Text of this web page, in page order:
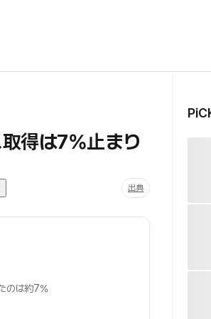
得は7%止まり
出典
のは約7%